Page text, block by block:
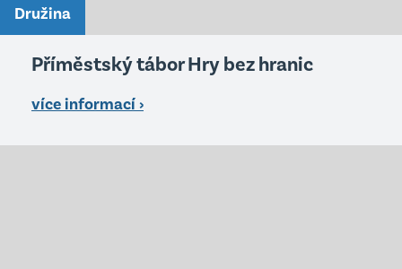
Družina
Příměstský tábor Hry bez hranic
více informací ›